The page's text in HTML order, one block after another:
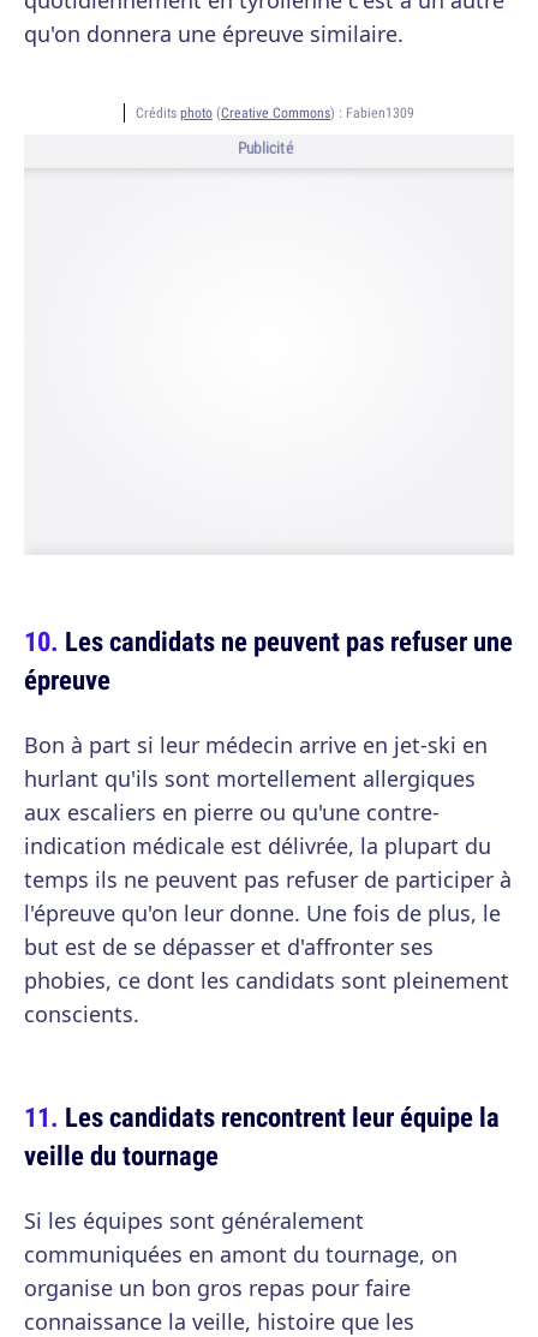
qu'on donnera une épreuve similaire.
Crédits photo (Creative Commons) : Fabien1309
Publicité
Les candidats ne peuvent pas refuser une
épreuve
Bon à part si leur médecin arrive en jet-ski en
hurlant qu'ils sont mortellement allergiques
aux escaliers en pierre ou qu'une contre-
indication médicale est délivrée, la plupart du
temps ils ne peuvent pas refuser de participer à
l'épreuve qu'on leur donne. Une fois de plus, le
but est de se dépasser et d'affronter ses
phobies, ce dont les candidats sont pleinement
conscients.
Les candidats rencontrent leur équipe la
veille du tournage
Si les équipes sont généralement
communiquées en amont du tournage, on
organise un bon gros repas pour faire
connaissance la veille, histoire que les